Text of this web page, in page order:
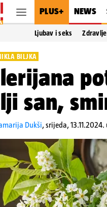
PLUS+ NEWS
Ljubav i seks Zdravlje
BILJKA
san,
Dukši,srijeda,